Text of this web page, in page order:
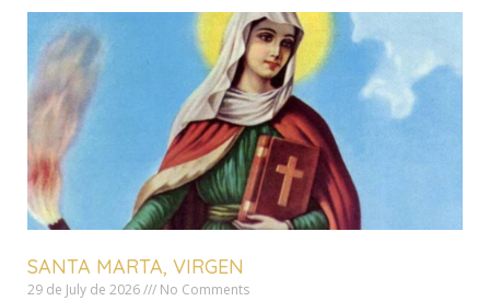
SANTA MARTA, VIRGEN
29 de July de 2026 No Comments